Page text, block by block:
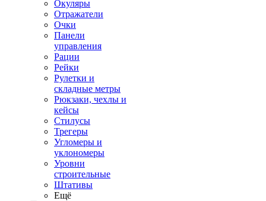
Окуляры
Отражатели
Очки
Панели
управления
Рации
Рейки
Рулетки и
складные метры
Рюкзаки, чехлы и
кейсы
Стилусы
Трегеры
Угломеры и
уклономеры
Уровни
строительные
Штативы
Ещё